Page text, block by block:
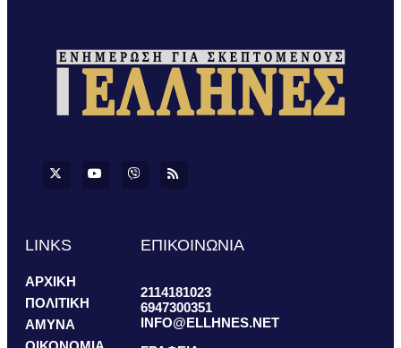
LINKS
ΑΡΧΙΚΗ
ΠΟΛΙΤΙΚΗ
ΑΜΥΝΑ
ΕΠΙΚΟΙΝΩΝΙΑ
2114181023
6947300351
INFO@ELLHNES.NET